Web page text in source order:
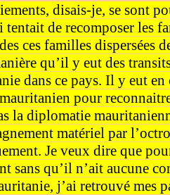
disais-je, se sont
tentait de recomposer les
ces familles dispersées
qu’il y eut des
dans ce pays. Il y eut
pour
la diplomatie
matériel par
Je veux dire que
sans qu’il n’ait aucune
j’ai retrouvé mes